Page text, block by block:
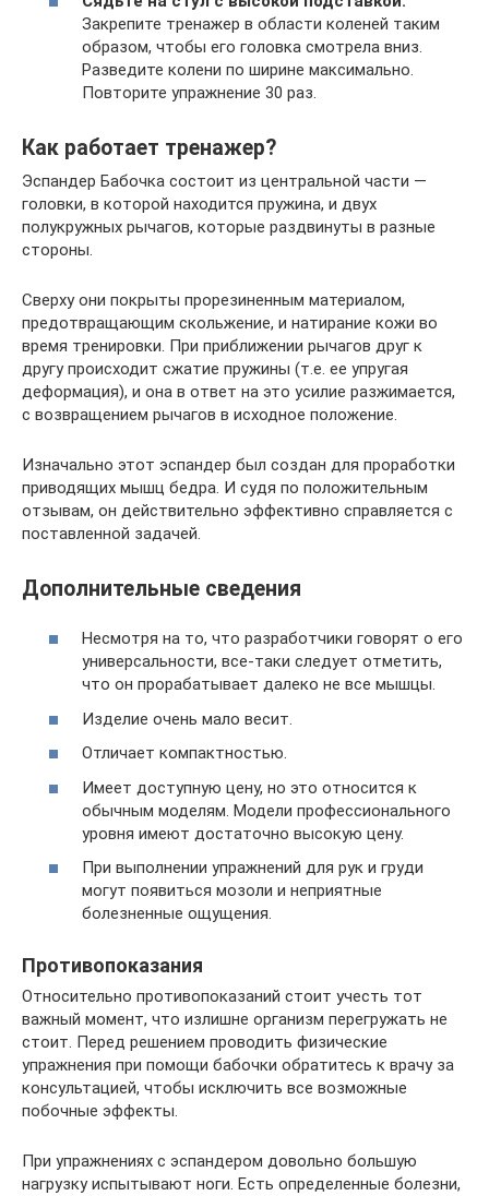
Закрепите тренажер в области коленей таким
образом, чтобы его головка смотрела вниз.
Разведите колени по ширине максимально.
Повторите упражнение 30 раз.
Как работает тренажер?
Эспандер Бабочка состоит из центральной части —
головки, в которой находится пружина, и двух
полукружных рычагов, которые раздвинуты в разные
стороны.
Сверху они покрыты прорезиненным материалом,
предотвращающим скольжение, и натирание кожи во
время тренировки. При приближении рычагов друг к
другу происходит сжатие пружины (т.е. ее упругая
деформация), и она в ответ на это усилие разжимается,
с возвращением рычагов в исходное положение.
Изначально этот эспандер был создан для проработки
приводящих мышц бедра. И судя по положительным
отзывам, он действительно эффективно справляется с
поставленной задачей.
Дополнительные сведения
Несмотря на то, что разработчики говорят о его
универсальности, все-таки следует отметить,
что он прорабатывает далеко не все мышцы.
Изделие очень мало весит.
Отличает компактностью.
Имеет доступную цену, но это относится к
обычным моделям. Модели профессионального
уровня имеют достаточно высокую цену.
При выполнении упражнений для рук и груди
могут появиться мозоли и неприятные
болезненные ощущения.
Противопоказания
Относительно противопоказаний стоит учесть тот
важный момент, что излишне организм перегружать не
стоит. Перед решением проводить физические
упражнения при помощи бабочки обратитесь к врачу за
консультацией, чтобы исключить все возможные
побочные эффекты.
При упражнениях с эспандером довольно большую
нагрузку испытывают ноги. Есть определенные болезни,